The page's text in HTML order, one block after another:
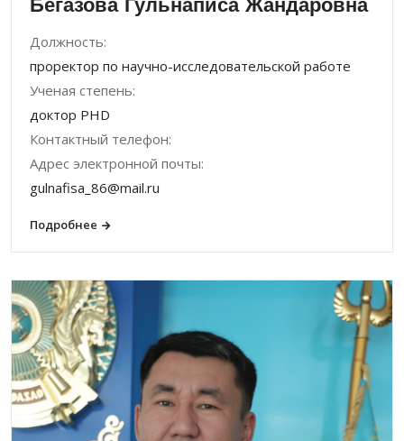
Бегазова Гульнаписа Жандаровна
Должность:
проректор по научно-исследовательской работе
Ученая степень:
доктор PHD
Контактный телефон:
Адрес электронной почты:
gulnafisa_86@mail.ru
Подробнее